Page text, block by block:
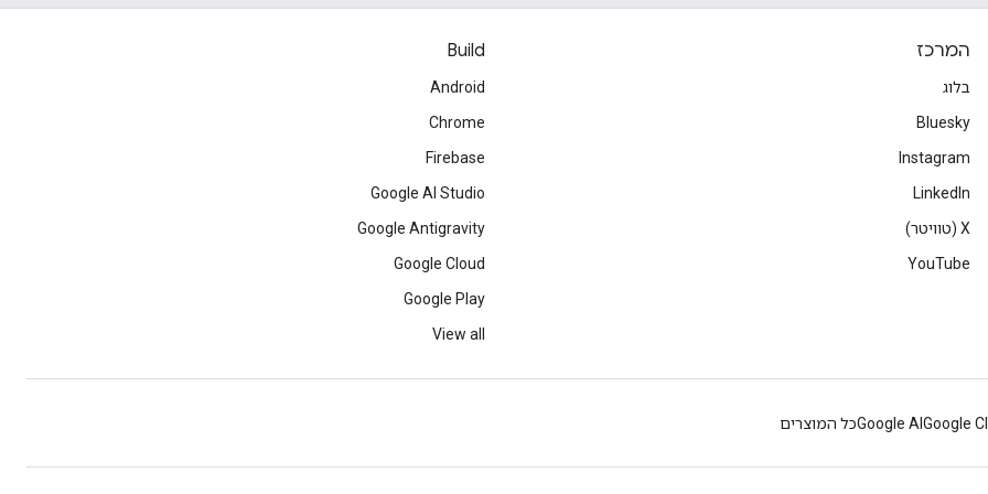
המרכז
בלוג
Bluesky
Instagram
LinkedIn
‫X (טוויטר)
YouTube
Build
Android
Chrome
Firebase
Google AI Studio
Google Antigravity
Google Cloud
Google Play
View all
Google
Google AIכל המוצרים